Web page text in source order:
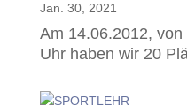
Jan. 30, 2021
Am 14.06.2012,
Uhr haben wir 20